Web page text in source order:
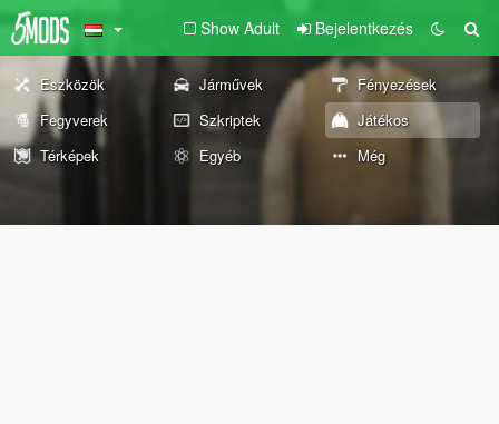
Show Adult Bejelentkezés
Eszközök Járművek
Fényezések
Fegyverek
Szkriptek
Játékos
Térképek
Egyéb Még